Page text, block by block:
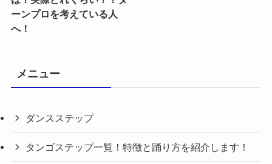
ーンプロを考えている人
へ！
メニュー
ダンスステップ
タンゴステップ一覧！特徴と踊り方を紹介します！